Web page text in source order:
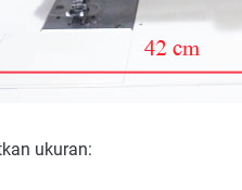
ukuran: